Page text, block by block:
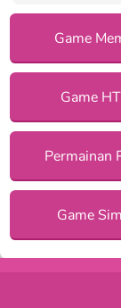
Game
Game
Permainan
Game